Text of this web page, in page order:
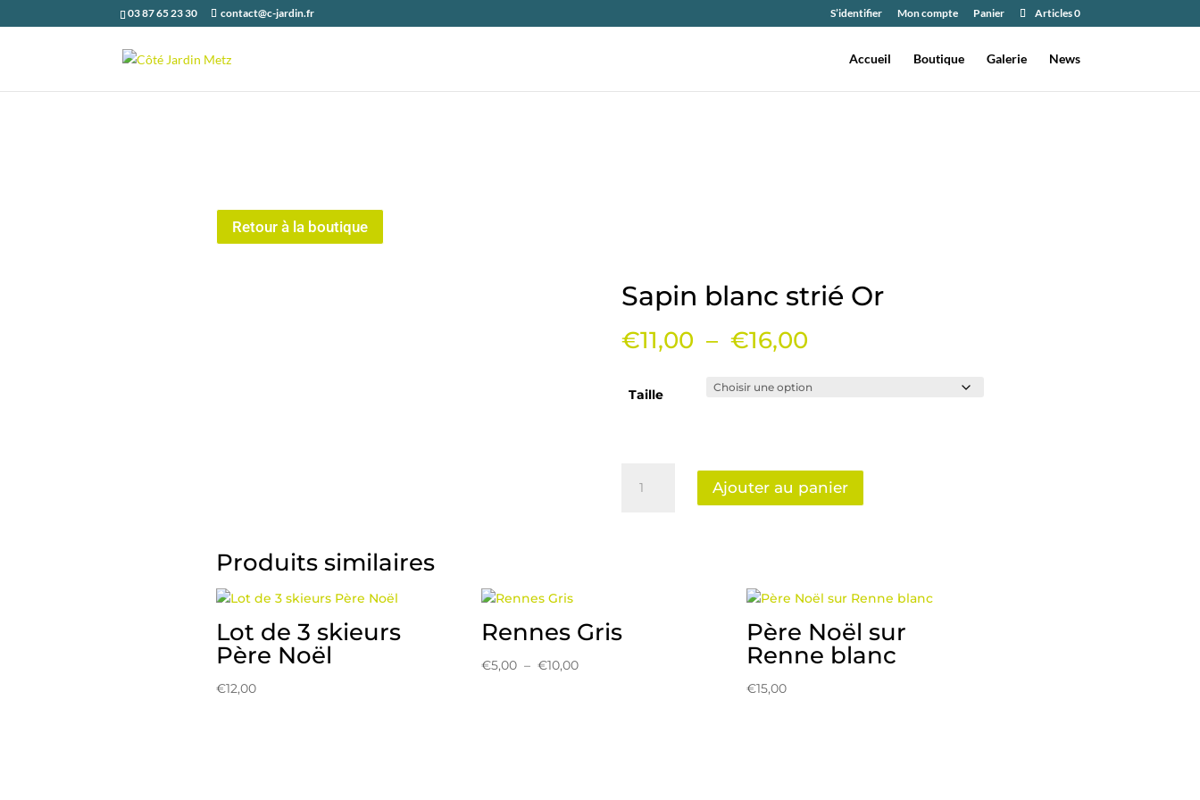
03 87 65 23 30 contact@c-jardin.fr S’identifier Mon compte Panier Articles 0
Accueil Boutique Galerie News
Retour à la boutique
Sapin blanc strié Or
€11,00 – €16,00Plage
prix :
Taille
Ajouter au panier
Produits similaires
Lot de 3 skieurs
Père Noël
€12,00
Rennes Gris
€5,00 – €10,00Plage
Père Noël sur
Renne blanc
€15,00